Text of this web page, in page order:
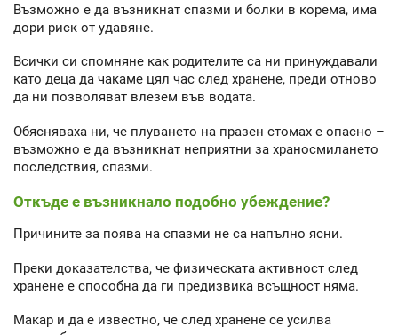
Възможно е да възникнат спазми и болки в корема, има
дори риск от удавяне.
Всички си спомняне как родителите са ни принуждавали
като деца да чакаме цял час след хранене, преди отново
да ни позволяват влезем във водата.
Обясняваха ни, че плуването на празен стомах е опасно –
възможно е да възникнат неприятни за храносмилането
последствия, спазми.
Откъде е възникнало подобно убеждение?
Причините за поява на спазми не са напълно ясни.
Преки доказателства, че физическата активност след
хранене е способна да ги предизвика всъщност няма.
Макар и да е известно, че след хранене се усилва